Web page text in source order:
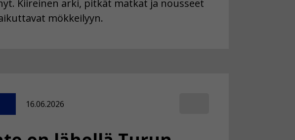
Kiireinen arki, pitkät matkat ja nousseet
mökkeilyyn.
16.06.2026